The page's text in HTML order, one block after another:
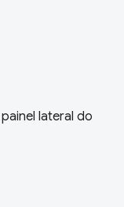
lateral do